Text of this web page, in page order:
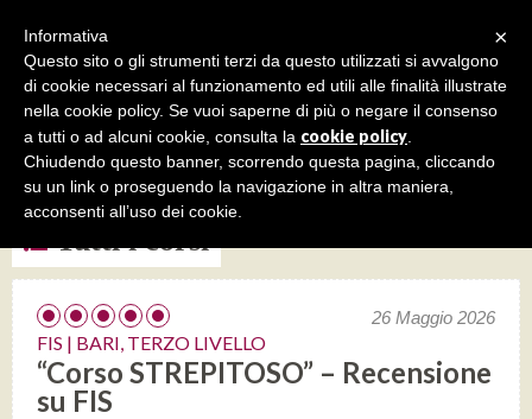
FIS| corso per sommelier
Tutti i corsi
FIS | BARI, TERZO LIVELLO
“Corso STREPITOSO” – Recensione
su FIS
26 Maggio 2026
×
Informativa
Questo sito o gli strumenti terzi da questo utilizzati si avvalgono
di cookie necessari al funzionamento ed utili alle finalità illustrate
nella cookie policy. Se vuoi saperne di più o negare il consenso
a tutti o ad alcuni cookie, consulta la cookie policy
Chiudendo questo banner, scorrendo questa pagina, cliccando
su un link o proseguendo la navigazione in altra maniera,
acconsenti all’uso dei cookie.